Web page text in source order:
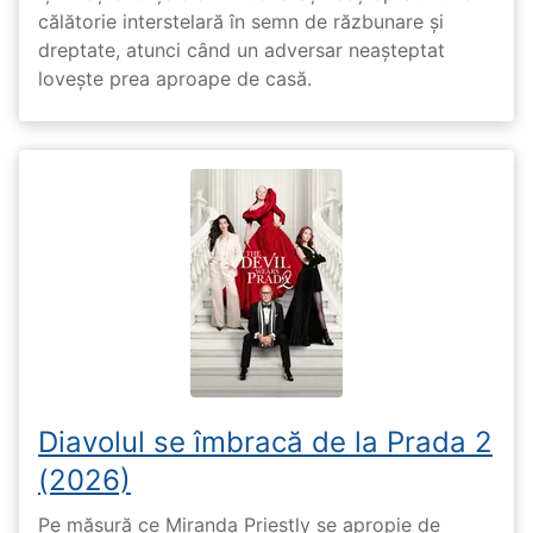
călătorie interstelară în semn de răzbunare și
dreptate, atunci când un adversar neașteptat
lovește prea aproape de casă.
Diavolul se îmbracă de la Prada 2
(2026)
Pe măsură ce Miranda Priestly se apropie de